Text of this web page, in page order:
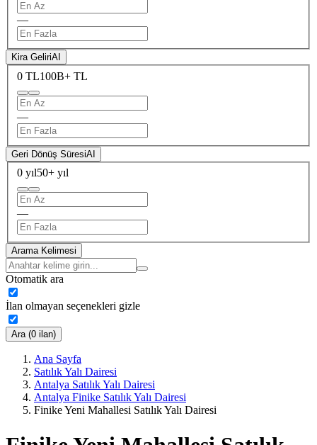
—
Kira GeliriAI
0 TL100B+ TL
—
Geri Dönüş SüresiAI
0 yıl50+ yıl
—
Arama Kelimesi
Otomatik ara
İlan olmayan seçenekleri gizle
Ara (0 ilan)
Ana Sayfa
Satılık Yalı Dairesi
Antalya Satılık Yalı Dairesi
Antalya Finike Satılık Yalı Dairesi
Finike Yeni Mahallesi Satılık Yalı Dairesi